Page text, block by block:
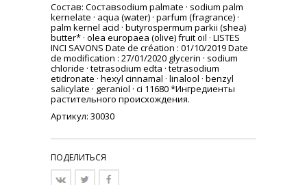
Состав: Составsodium palmate · sodium palm
kernelate · aqua (water) · parfum (fragrance) ·
palm kernel acid · butyrospermum parkii (shea)
butter* · olea europaea (olive) fruit oil · LISTES
INCI SAVONS Date de création : 01/10/2019 Date
de modification : 27/01/2020 glycerin · sodium
chloride · tetrasodium edta · tetrasodium
etidronate · hexyl cinnamal · linalool · benzyl
salicylate · geraniol · ci 11680 *Ингредиенты
растительного происхождения.
Артикул: 30030
ПОДЕЛИТЬСЯ